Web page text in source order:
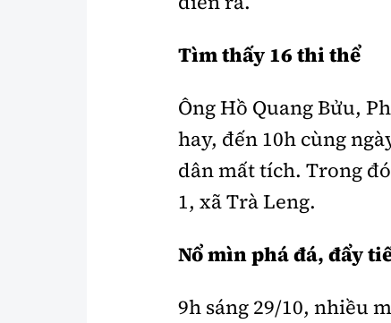
Tìm thấy 16 thi thể
Ông Hồ Quang Bửu,
hay, đến 10h cùng
dân mất tích. Trong
1, xã Trà Leng.
Nổ mìn phá đá, đẩy
9h sáng 29/10, nhiều